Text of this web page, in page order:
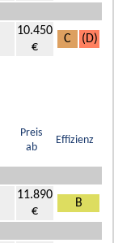
10.450
€
C (D)
Preis
ab
Effizienz
11.890
€
B